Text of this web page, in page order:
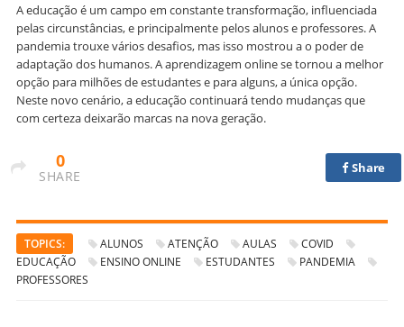
A educação é um campo em constante transformação, influenciada
pelas circunstâncias, e principalmente pelos alunos e professores. A
pandemia trouxe vários desafios, mas isso mostrou a o poder de
adaptação dos humanos. A aprendizagem online se tornou a melhor
opção para milhões de estudantes e para alguns, a única opção.
Neste novo cenário, a educação continuará tendo mudanças que
com certeza deixarão marcas na nova geração.
0
SHARE
Share
TOPICS: ALUNOS ATENÇÃO AULAS
COVID
EDUCAÇÃO
ENSINO ONLINE ESTUDANTES
PANDEMIA
PROFESSORES